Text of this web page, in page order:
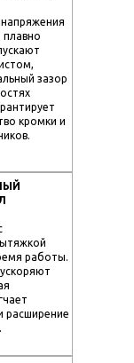
зазор
кромки и
работы.
расширение